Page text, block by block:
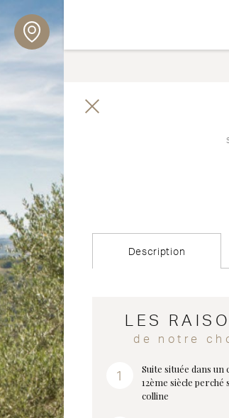
Description
LES
de notre
Suite située dans un
12ème siècle perché
colline